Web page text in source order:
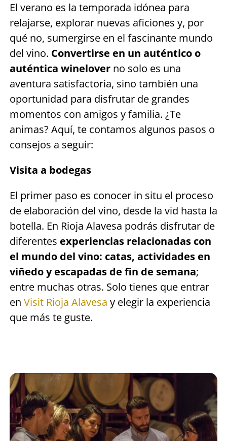
El verano es la temporada idónea para
relajarse, explorar nuevas aficiones y, por
qué no, sumergirse en el fascinante mundo
del vino. Convertirse en un auténtico o
auténtica wineloverno solo es una
aventura satisfactoria, sino también una
oportunidad para disfrutar de grandes
momentos con amigos y familia. ¿Te
animas? Aquí, te contamos algunos pasos o
consejos a seguir:
Visita a bodegas
El primer paso es conocer in situ el proceso
de elaboración del vino, desde la vid hasta la
botella. En Rioja Alavesa podrás disfrutar de
diferentes experiencias relacionadas con
el mundo del vino: catas, actividades en
viñedo y escapadas de fin de semana;
entre muchas otras. Solo tienes que entrar
en Visit Rioja Alavesa y elegir la experiencia
que más te guste.